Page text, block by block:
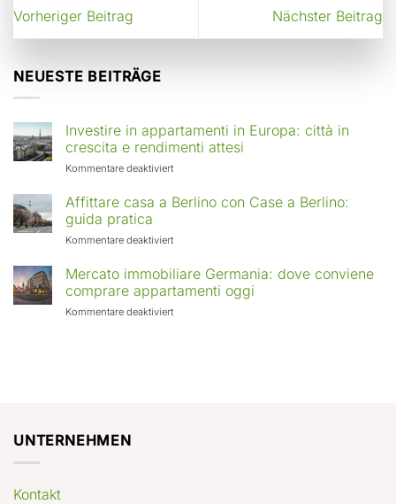
Vorheriger Beitrag Nächster Beitrag
NEUESTE BEITRÄGE
Investire in appartamenti in Europa: città in
crescita e rendimenti attesi
Kommentare deaktiviertfür
in
Europa:
in
crescita
rendimenti
Affittare casa a Berlino con Case a Berlino:
guida pratica
Kommentare deaktiviertfür
casa
a
Berlino
con
Mercato immobiliare Germania: dove conviene
comprare appartamenti oggi
Kommentare deaktiviertfür
UNTERNEHMEN
Kontakt